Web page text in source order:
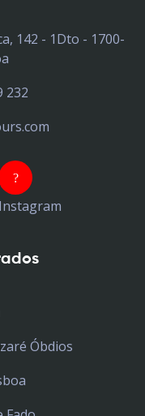
142 - 1Dto - 1700-
232
Instagram
Óbdios